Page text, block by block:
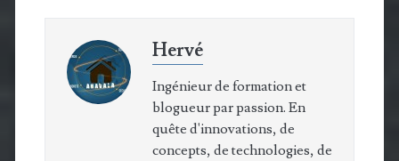
Hervé
Ingénieur de formation et
blogueur par passion. En
quête d'innovations, de
concepts, de technologies, de